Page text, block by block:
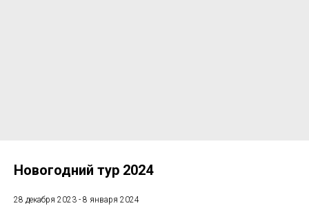
Новогодний тур 2024
28 декабря 2023 - 8 января 2024